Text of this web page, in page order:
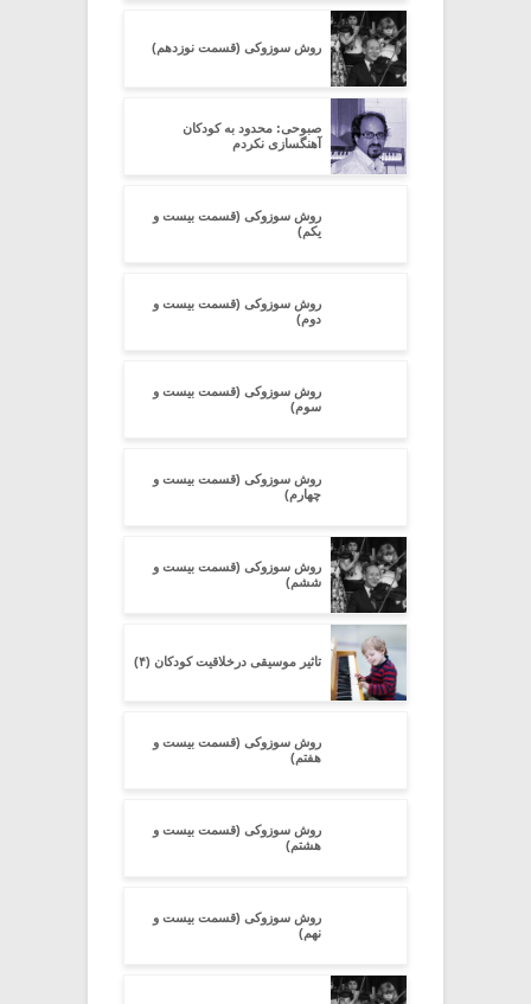
روش سوزوکی (قسمت نوزدهم)
صبوحی: محدود به کودکان
آهنگسازی نکردم
روش سوزوکی (قسمت بیست و
یکم)
روش سوزوکی (قسمت بیست و
دوم)
روش سوزوکی (قسمت بیست و
سوم)
روش سوزوکی (قسمت بیست و
چهارم)
روش سوزوکی (قسمت بیست و
ششم)
تاثیر موسیقی درخلاقیت کودکان (۴)
روش سوزوکی (قسمت بیست و
هفتم)
روش سوزوکی (قسمت بیست و
هشتم)
روش سوزوکی (قسمت بیست و
نهم)